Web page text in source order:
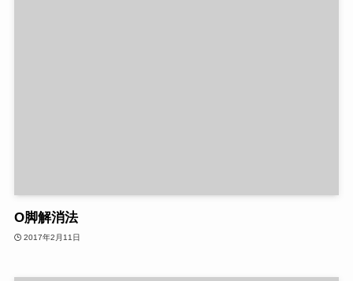
O脚解消法
2017年2月11日